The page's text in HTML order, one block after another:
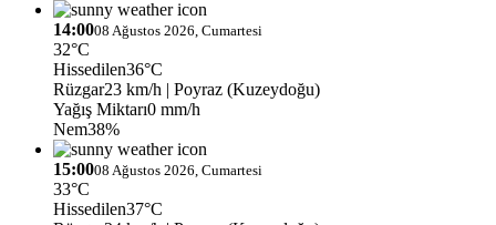
14:0008 Ağustos 2026, Cumartesi
32°C
Hissedilen36°C
Rüzgar23 km/h | Poyraz (Kuzeydoğu)
Yağış Miktarı0 mm/h
Nem38%
15:0008 Ağustos 2026, Cumartesi
33°C
Hissedilen37°C